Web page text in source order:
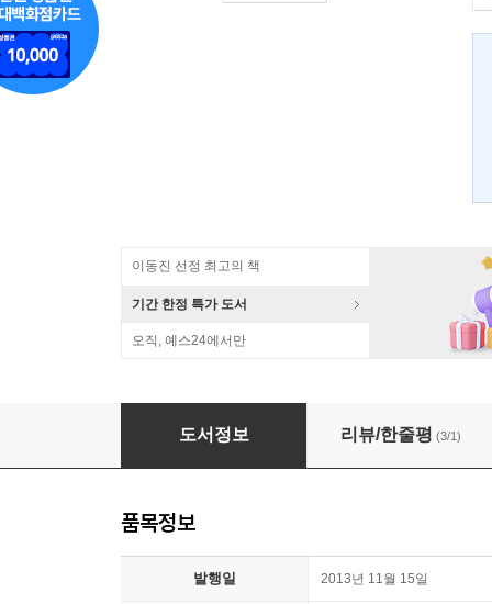
이동진 선정 최고의 책
기간 한정 특가 도서
오직, 예스24에서만
혁명의 심리학
도서정보 리뷰/한줄평 (3/1)
품목정보
발행일 2013년 11월 15일